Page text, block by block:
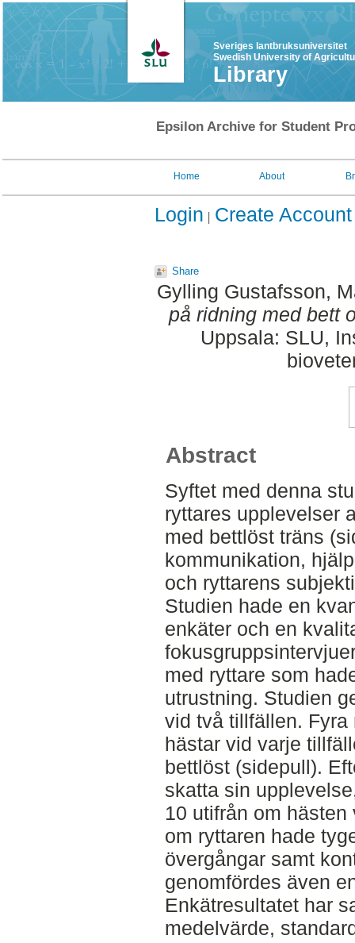
Sveriges lantbruksuniversitet
Swedish University of
Library
Epsilon Archive for Student
Home About
Login Create Account
Share
Gylling Gustafsson,
på ridning med bett
Uppsala: SLU,
Abstract
Syftet med denna
ryttares upplevelser
med bettlöst träns
kommunikation,
och ryttarens
Studien hade en
enkäter och en
med ryttare som
utrustning. Studien
vid två tillfällen. Fyra
hästar vid varje
bettlöst (sidepull).
skatta sin
10 utifrån om
om ryttaren hade
övergångar samt
genomfördes även
Enkätresultatet har
medelvärde,